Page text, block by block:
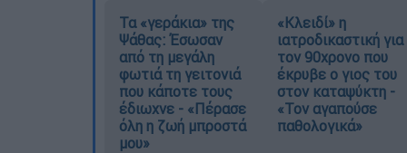
Τα «γεράκια» της
Ψάθας: Έσωσαν
από τη μεγάλη
φωτιά τη γειτονιά
που κάποτε τους
έδιωχνε - «Πέρασε
όλη η ζωή μπροστά
μου»
«Κλειδί» η
ιατροδικαστική για
τον 90χρονο που
έκρυβε ο γιος του
στον καταψύκτη -
«Τον αγαπούσε
παθολογικά»